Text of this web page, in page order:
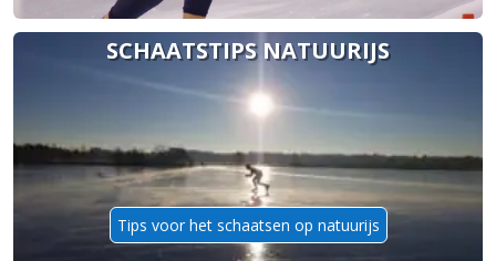
SCHAATSTIPS NATUURIJS
Tips voor het schaatsen op natuurijs